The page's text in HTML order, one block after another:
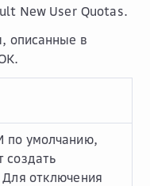
New User Quotas.
описанные в
.
по умолчанию,
создать
Для отключения